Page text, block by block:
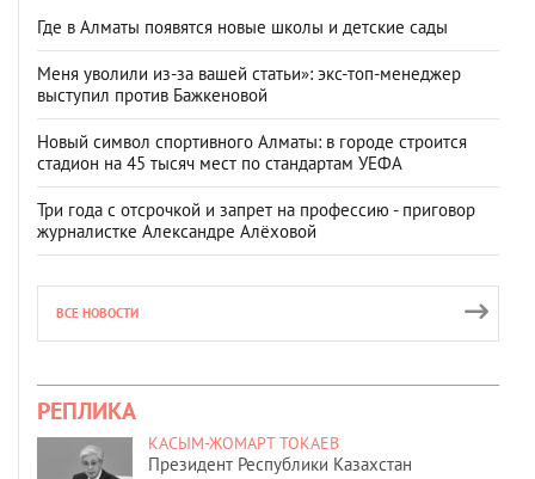
Где в Алматы появятся новые школы и детские сады
Меня уволили из-за вашей статьи»: экс-топ-менеджер
выступил против Бажкеновой
Новый символ спортивного Алматы: в городе строится
стадион на 45 тысяч мест по стандартам УЕФА
Три года с отсрочкой и запрет на профессию - приговор
журналистке Александре Алёховой
ВСЕ НОВОСТИ
РЕПЛИКА
КАСЫМ-ЖОМАРТ ТОКАЕВ
Президент Республики Казахстан